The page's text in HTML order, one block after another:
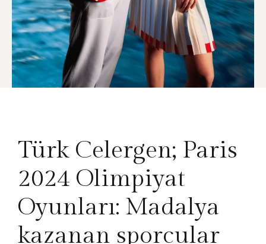
Türk Celergen; Paris
2024 Olimpiyat
Oyunları: Madalya
kazanan sporcular